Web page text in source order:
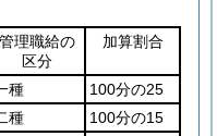
管理職給の
区分
加算割合
種
100分の25
種
100分の15